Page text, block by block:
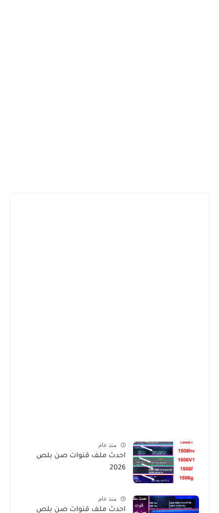
منذ عام
احدث ملف قنوات صن بلص
2026
منذ عام
احدث ملف قنوات صن بلص